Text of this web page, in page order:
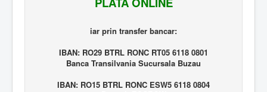
iar prin transfer bancar:
IBAN: RO29 BTRL RONC RT05 6118 0801
Banca Transilvania Sucursala Buzau
IBAN: RO15 BTRL RONC ESW5 6118 0804